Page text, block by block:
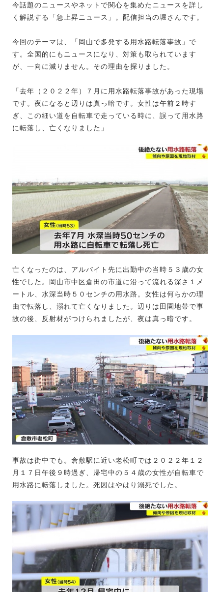
今話題のニュースやネットで関心を集めたニュースを詳し
く解説する「急上昇ニュース」。配信担当の堀さんです。
今回のテーマは、「岡山で多発する用水路転落事故」で
す。全国的にもニュースになり、対策も取られています
が、一向に減りません。その理由を探りました。
「去年（２０２２年）７月に用水路転落事故があった現場
です。夜になると辺りは真っ暗です。女性は午前２時す
ぎ、この細い道を自転車で走っている時に、誤って用水路
に転落し、亡くなりました」
亡くなったのは、アルバイト先に出勤中の当時５３歳の女
性でした。岡山市中区倉田の市道に沿って流れる深さ１メ
ートル、水深当時５０センチの用水路。女性は何らかの理
由で転落し、溺れて亡くなりました。辺りは田園地帯で事
故の後、反射材がつけられましたが、夜は真っ暗です。
事故は街中でも。倉敷駅に近い老松町では２０２２年１２
月１７日午後９時過ぎ、帰宅中の５４歳の女性が自転車で
用水路に転落しました。死因はやはり溺死でした。